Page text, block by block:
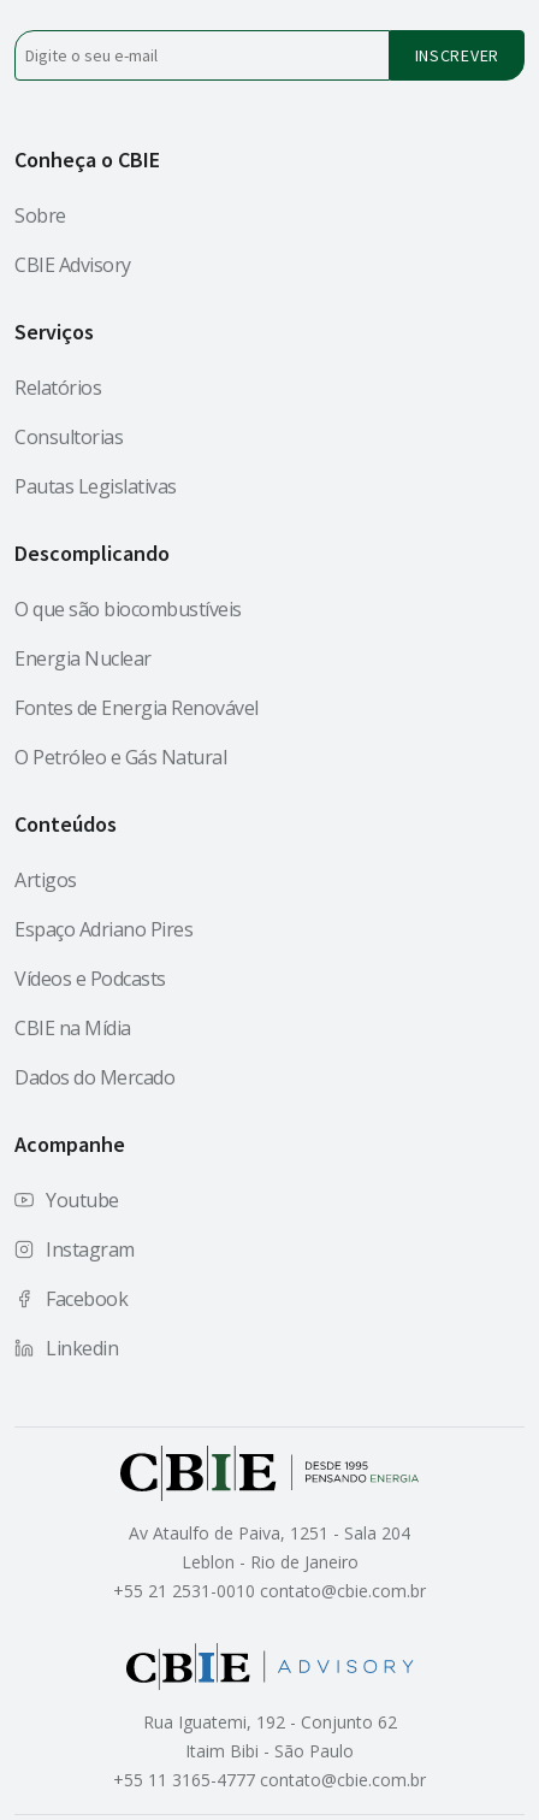
Conheça o CBIE
Sobre
CBIE Advisory
Serviços
Relatórios
Consultorias
Pautas Legislativas
Descomplicando
O que são biocombustíveis
Energia Nuclear
Fontes de Energia Renovável
O Petróleo e Gás Natural
Conteúdos
Artigos
Espaço Adriano Pires
Vídeos e Podcasts
CBIE na Mídia
Dados do Mercado
Acompanhe
Youtube
Instagram
Facebook
Linkedin
Av Ataulfo de Paiva, 1251 - Sala 204
Leblon - Rio de Janeiro
+55 21 2531-0010 contato@cbie.com.br
Rua Iguatemi, 192 - Conjunto 62
Itaim Bibi - São Paulo
+55 11 3165-4777 contato@cbie.com.br